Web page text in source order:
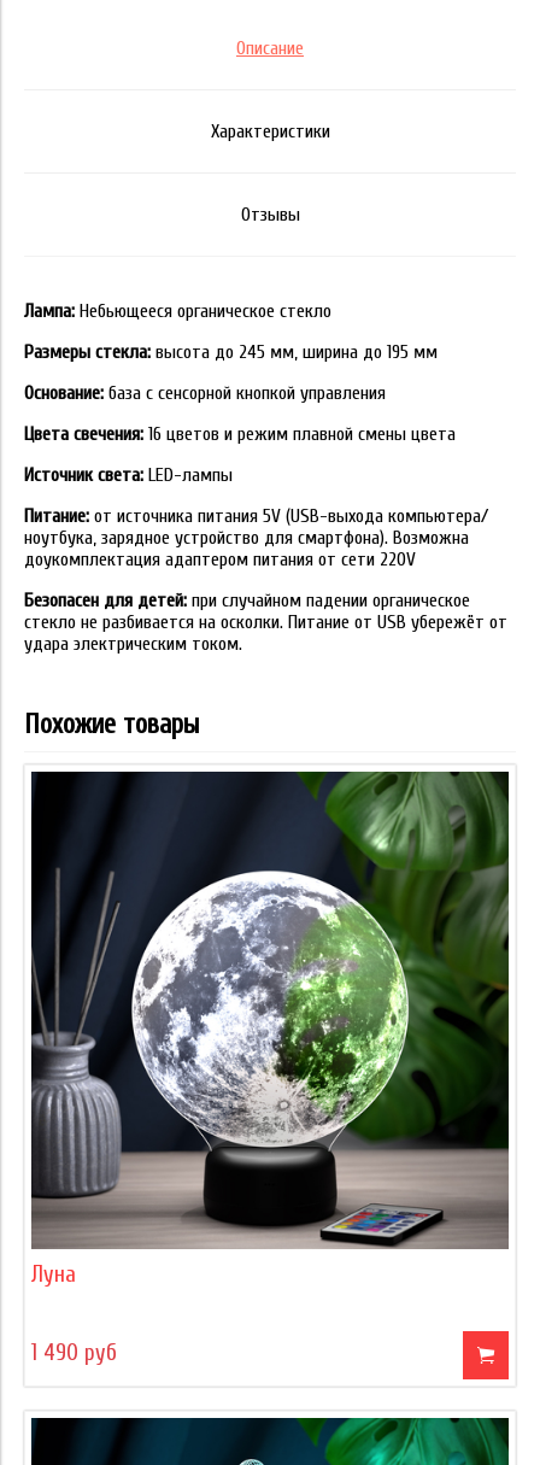
Описание
Характеристики
Отзывы
Лампа: Небьющееся органическое стекло
Размеры стекла: высота до 245 мм, ширина до 195 мм
Основание: база с сенсорной кнопкой управления
Цвета свечения: 16 цветов и режим плавной смены цвета
Источник света: LED-лампы
Питание: от источника питания 5V (USB-выхода компьютера/
ноутбука, зарядное устройство для смартфона). Возможна
доукомплектация адаптером питания от сети 220V
Безопасен для детей: при случайном падении органическое
стекло не разбивается на осколки. Питание от USB убережёт от
удара электрическим током.
Похожие товары
Луна
1 490 руб